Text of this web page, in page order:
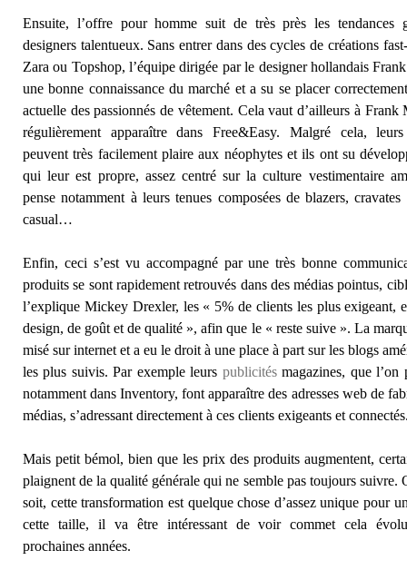
Ensuite, l’offre pour homme suit de très près les tendances
designers talentueux. Sans entrer dans des cycles de créations
Zara ou Topshop, l’équipe dirigée par le designer hollandais
une bonne connaissance du marché et a su se placer
actuelle des passionnés de vêtement. Cela vaut d’ailleurs à Frank
régulièrement apparaître dans Free&Easy. Malgré cela,
peuvent très facilement plaire aux néophytes et ils ont su
qui leur est propre, assez centré sur la culture vestimentaire
pense notamment à leurs tenues composées de blazers, cravates
casual…
Enfin, ceci s’est vu accompagné par une très bonne
produits se sont rapidement retrouvés dans des médias pointus,
l’explique Mickey Drexler, les « 5% de clients les plus exigeant,
design, de goût et de qualité », afin que le « reste suive ». La
misé sur internet et a eu le droit à une place à part sur les blogs
les plus suivis. Par exemple leurs publicitésmagazines, que l’on
notamment dans Inventory, font apparaître des adresses web de
médias, s’adressant directement à ces clients exigeants et
Mais petit bémol, bien que les prix des produits augmentent,
plaignent de la qualité générale qui ne semble pas toujours suivre.
soit, cette transformation est quelque chose d’assez unique pour
cette taille, il va être intéressant de voir commet cela
prochaines années.